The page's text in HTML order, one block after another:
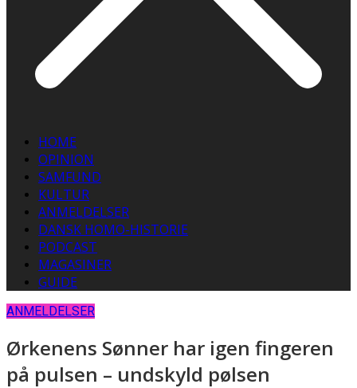
HOME
OPINION
SAMFUND
KULTUR
ANMELDELSER
DANSK HOMO-HISTORIE
PODCAST
MAGASINER
GUIDE
ANMELDELSER
Ørkenens Sønner har igen fingeren
på pulsen – undskyld pølsen